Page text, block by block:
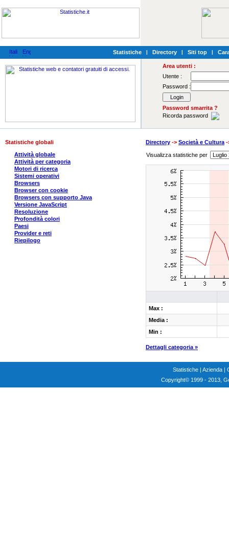
Statistiche | Directory | Siti top |
Area utenti :
Utente :
Password :
Password smarrita ?
Ricorda password
Statistiche globali
Attività globale
Attività per categoria
Motori di ricerca
Sistemi operativi
Browsers
Browser con cookie
Browsers con supporto Java
Versione JavaScript
Resoluzione
Profondità colori
Paesi
Provider e reti
Riepilogo
Directory -> Società e Cultura
Visualizza statistiche per
Max :
Media :
Min :
Dettagli categoria »
Statistiche | Azienda |
Copyright© 1999 - 2013,